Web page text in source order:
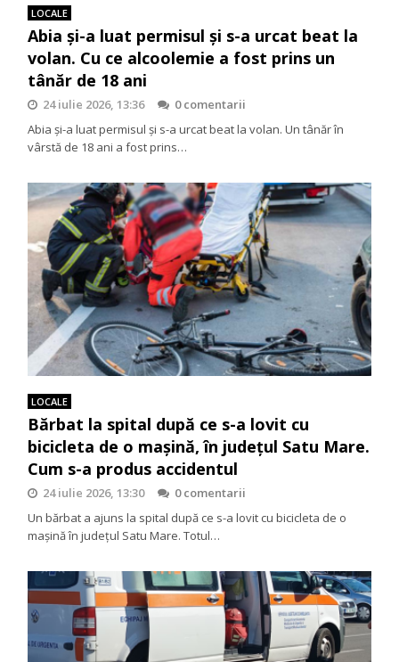
LOCALE
Abia și-a luat permisul și s-a urcat beat la
volan. Cu ce alcoolemie a fost prins un
tânăr de 18 ani
24 iulie 2026, 13:36
0 comentarii
Abia și-a luat permisul și s-a urcat beat la volan. Un tânăr în
vârstă de 18 ani a fost prins…
LOCALE
Bărbat la spital după ce s-a lovit cu
bicicleta de o mașină, în județul Satu Mare.
Cum s-a produs accidentul
24 iulie 2026, 13:30
0 comentarii
Un bărbat a ajuns la spital după ce s-a lovit cu bicicleta de o
mașină în județul Satu Mare. Totul…